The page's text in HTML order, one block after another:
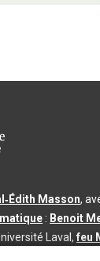
Masson,
: Benoit
Laval,feu